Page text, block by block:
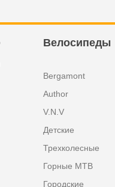
Велосипеды
Bergamont
Author
V.N.V
Детские
Трехколесные
Горные MTB
Городские